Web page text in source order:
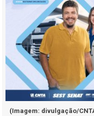
(Imagem: divulgação/